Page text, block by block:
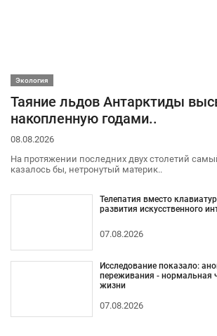
Экология
Таяние льдов Антарктиды
накопленную годами..
08.08.2026
На протяжении последних двух столетий
казалось бы, нетронутый материк..
Телепатия вместо
развития искусственного
07.08.2026
Исследование показало:
переживания - нормальная
жизни
07.08.2026